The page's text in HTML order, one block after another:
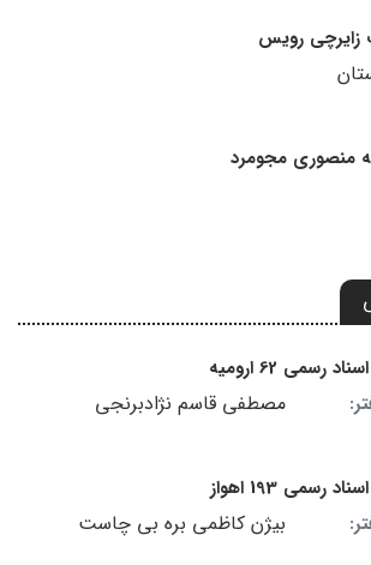
زایرچی رویس
منصوری مجومرد
رسمی 62 ارومیه
مصطفی قاسم نژادبرنجی
رسمی 193 اهواز
بیژن کاظمی بره بی چاست